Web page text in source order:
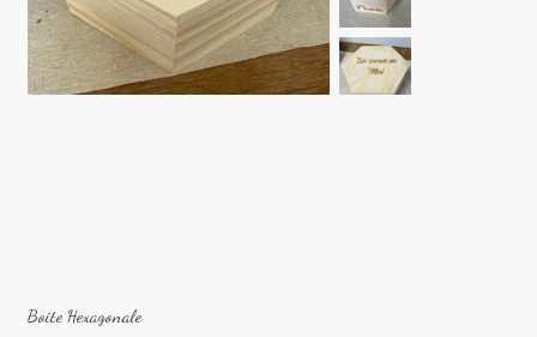
Boite Hexagonale